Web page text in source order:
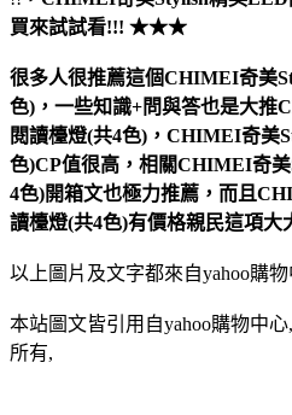
買來試試看!!! ★★★
很多人很推薦這個CHIMEI奇美
色)，一些知識+問與答也是大推
閱讀檯燈(共4色)，CHIMEI奇美
色)CP值很高，相關CHIMEI奇
4色)開箱文也極力推薦，而且
讀檯燈(共4色)有價格親民這項大
以上圖片及文字都來自yahoo購
本站圖文皆引用自yahoo購物中
所有,